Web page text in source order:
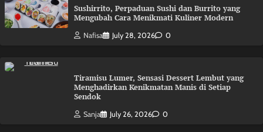
Sushirrito, Perpaduan Sushi dan Burrito yang
Mengubah Cara Menikmati Kuliner Modern
Nafisa July 28, 2026 0
Tiramisu Lumer, Sensasi Dessert Lembut yang
Menghadirkan Kenikmatan Manis di Setiap
Sendok
Sanja July 26, 2026 0